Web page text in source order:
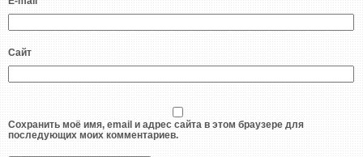
Сайт
Сохранить моё имя, email и адрес сайта в этом браузере для
последующих моих комментариев.